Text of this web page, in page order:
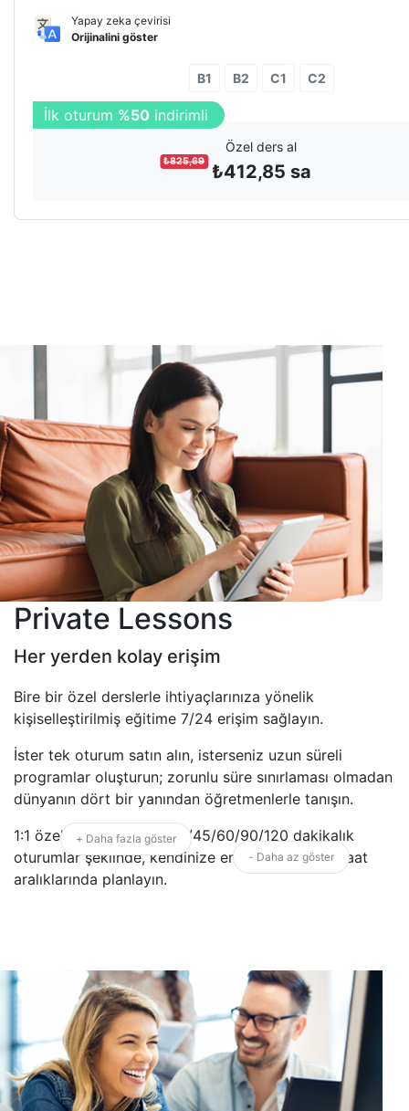
Yapay zeka çevirisi
Orijinalini göster
B1 B2 C1 C2
İlk oturum %50 indirimli
Özel ders al
₺825,69 ₺412,85 sa
Private Lessons
Her yerden kolay erişim
Bire bir özel derslerle ihtiyaçlarınıza yönelik
kişiselleştirilmiş eğitime 7/24 erişim sağlayın.
İster tek oturum satın alın, isterseniz uzun süreli
programlar oluşturun; zorunlu süre sınırlaması olmadan
dünyanın dört bir yanından öğretmenlerle tanışın.
1:1 özel derslerinizi 15/30/45/60/90/120 dakikalık
oturumlar şeklinde, kendinize en uygun gün ve saat
aralıklarında planlayın.
+ Daha fazla göster
- Daha az göster